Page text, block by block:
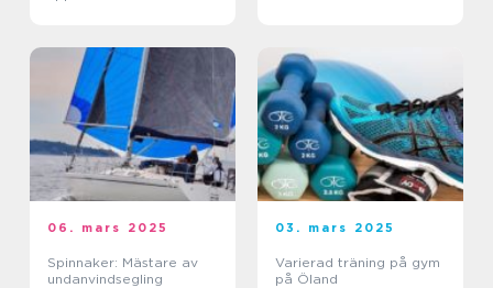
06. mars 2025
Spinnaker: Mästare av
undanvindsegling
03. mars 2025
Varierad träning på gym
på Öland